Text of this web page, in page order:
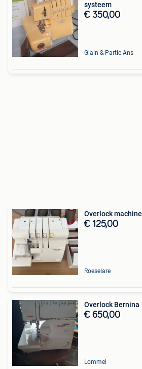
systeem
€ 350,00
Glain & Partie Ans
Overlock machine
€ 125,00
Roeselare
Overlock Bernina
€ 650,00
Lommel